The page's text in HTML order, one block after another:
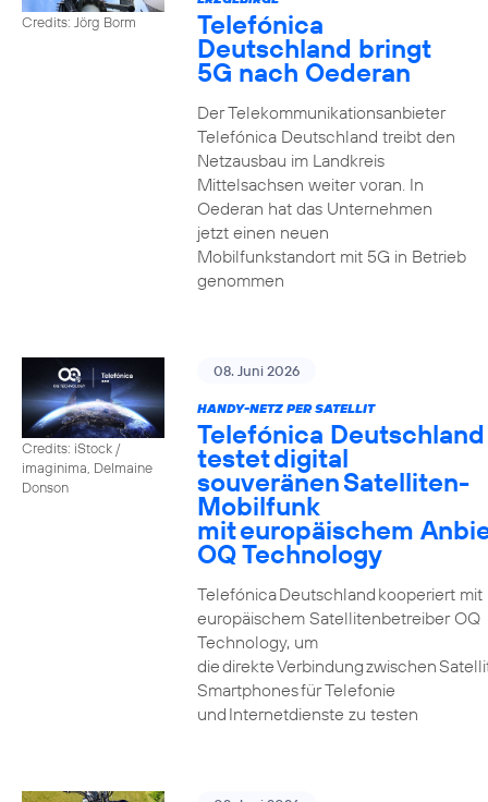
Credits: Jörg Borm Telefónica
Deutschland bringt
5G nach Oederan
Der Telekommunikationsanbieter
Telefónica Deutschland treibt den
Netzausbau im Landkreis
Mittelsachsen weiter voran. In
Oederan hat das Unternehmen
jetzt einen neuen
Mobilfunkstandort mit 5G in Betrieb
genommen
Credits: iStock /
imaginima, Delmaine
Donson
08. Juni 2026
HANDY-NETZ PER SATELLIT
Telefónica Deutschland
testet digital
souveränen Satelliten-
Mobilfunk
mit europäischem
OQ Technology
Telefónica Deutschland kooperiert mit
europäischem Satellitenbetreiber OQ
Technology, um
die direkte Verbindung zwischen
Smartphones für Telefonie
und Internetdienste zu testen